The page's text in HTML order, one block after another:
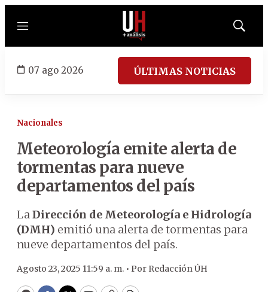
Menú
Mostrar
07 ago 2026 ÚLTIMAS NOTICIAS
Nacionales
Meteorología emite alerta de
tormentas para nueve
departamentos del país
LaDirección de Meteorología e Hidrología
(DMH) emitió una alerta de tormentas para
nueve departamentos del país.
Agosto 23, 2025 11:59 a. m. • Por Redacción ÚH